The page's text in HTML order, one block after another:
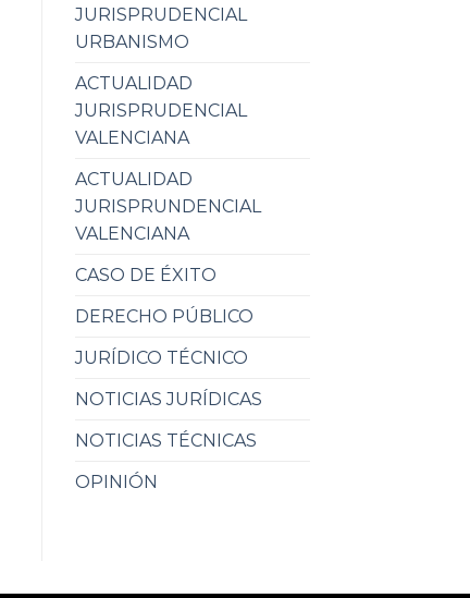
JURISPRUDENCIAL
URBANISMO
ACTUALIDAD
JURISPRUDENCIAL
VALENCIANA
ACTUALIDAD
JURISPRUNDENCIAL
VALENCIANA
CASO DE ÉXITO
DERECHO PÚBLICO
JURÍDICO TÉCNICO
NOTICIAS JURÍDICAS
NOTICIAS TÉCNICAS
OPINIÓN